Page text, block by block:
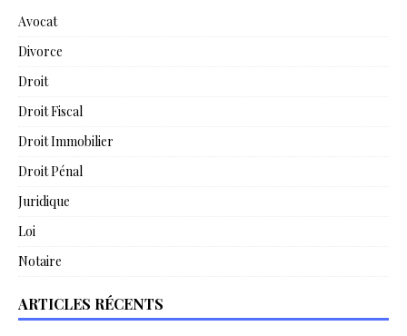
Avocat
Divorce
Droit
Droit Fiscal
Droit Immobilier
Droit Pénal
Juridique
Loi
Notaire
ARTICLES RÉCENTS